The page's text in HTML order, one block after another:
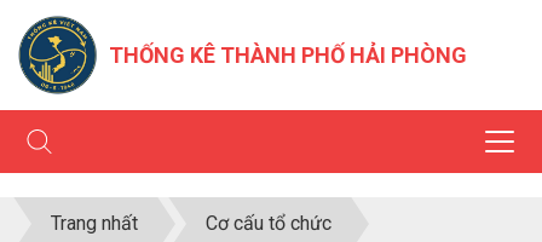
THỐNG KÊ THÀNH PHỐ HẢI PHÒNG
Trang nhất Cơ cấu tổ chức